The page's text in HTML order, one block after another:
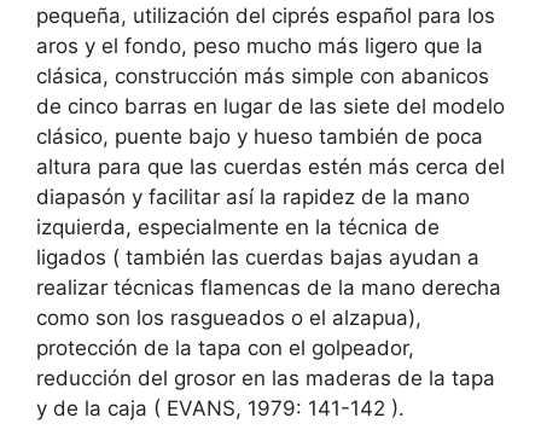
pequeña, utilización del ciprés español para los
aros y el fondo, peso mucho más ligero que la
clásica, construcción más simple con abanicos
de cinco barras en lugar de las siete del modelo
clásico, puente bajo y hueso también de poca
altura para que las cuerdas estén más cerca del
diapasón y facilitar así la rapidez de la mano
izquierda, especialmente en la técnica de
ligados ( también las cuerdas bajas ayudan a
realizar técnicas flamencas de la mano derecha
como son los rasgueados o el alzapua),
protección de la tapa con el golpeador,
reducción del grosor en las maderas de la tapa
y de la caja ( EVANS, 1979: 141-142 ).